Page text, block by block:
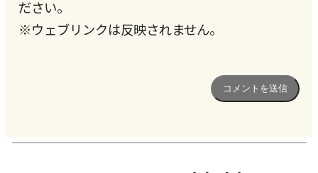
ださい。
※ウェブリンクは反映されません。